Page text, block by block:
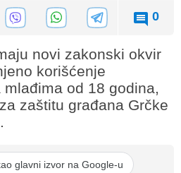
0
novi zakonski okvir
korišćenje
od 18 godina,
zaštitu građana Grčke
glavni izvor na Google-u